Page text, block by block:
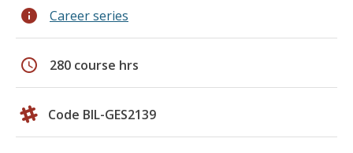
info Career series
schedule 280 course hrs
Code BIL-GES2139